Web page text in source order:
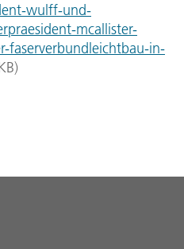
wulff-und-
mcallister-
faserverbundleichtbau-in-
)